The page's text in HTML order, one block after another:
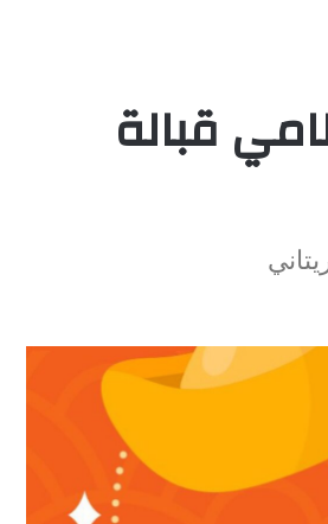
قبالة